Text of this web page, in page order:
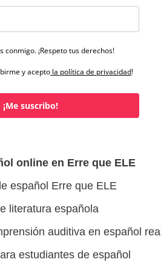
conmigo. ¡Respeto tus derechos!
y acepto la política de privacidad!
¡Me suscribo!
online en Erre que ELE
español Erre que ELE
literatura española
auditiva en español real
estudiantes de español